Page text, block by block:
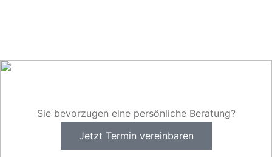
Sie bevorzugen eine persönliche Beratung?
Jetzt Termin vereinbaren